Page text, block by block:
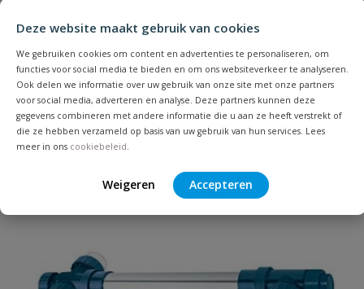
Deze website maakt gebruik van cookies
We gebruiken cookies om content en advertenties te personaliseren, om
functies voor social media te bieden en om ons websiteverkeer te analyseren.
Ook delen we informatie over uw gebruik van onze site met onze partners
voor social media, adverteren en analyse. Deze partners kunnen deze
gegevens combineren met andere informatie die u aan ze heeft verstrekt of
die ze hebben verzameld op basis van uw gebruik van hun services. Lees
meer in ons cookiebeleid.
Weigeren Accepteren
Heb je zelf ook een vraag over
dit product?
Stel jouw
vraag
Schrijf zelf een beoordeling
Je beoordeelt:Oase biotec screenmatic 2 90000 set
Uw waardering:
Naam
Bijpassende producten